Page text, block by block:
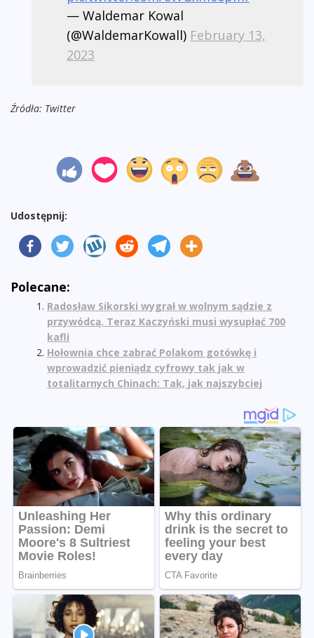
— Waldemar Kowal
(@WaldemarKowall) February 13,
2023
Źródła: Twitter
Udostępnij:
Polecane:
Radosław Sikorski wygrał w wolnym sądzie z
przywódcą. Teraz Kaczyński musi wysupłać 700
kafli
Hołownia chce zabrać Polakom gotówkę i
wprowadzić pieniądz cyfrowy tak jak w
totalitarnych Chinach: Tak, jak najszybciej